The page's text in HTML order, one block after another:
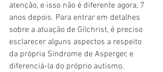
atenção, e isso não é diferente agora, 7
anos depois. Para entrar em detalhes
sobre a atuação de Gilchrist, é preciso
esclarecer alguns aspectos a respeito
da própria Síndrome de Asperger, e
diferenciá-la do próprio autismo.